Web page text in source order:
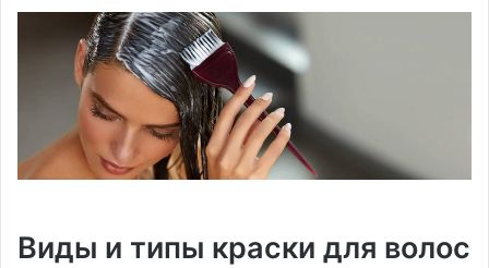
Виды и типы краски для волос